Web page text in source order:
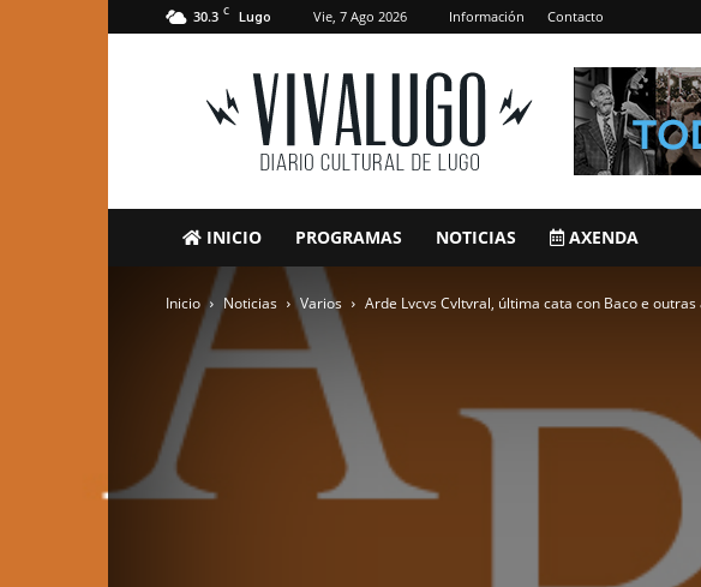
30.3 C Lugo Vie, 7 Ago 2026 Información Contacto
VivaLugo
INICIO PROGRAMAS NOTICIAS AXENDA
Inicio Noticias Varios Arde Lvcvs Cvltvral, última cata con Baco e